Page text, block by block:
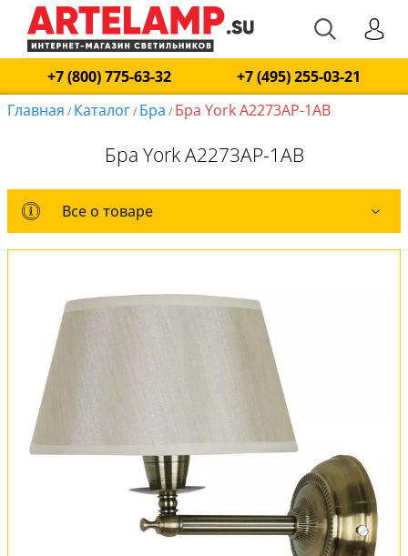
+7 (800) 775-63-32
+7 (495) 255-03-21
Главная / Каталог/ Бра / Бра York A2273AP-1AB
Бра York A2273AP-1AB
Все о товаре
Все о товаре
Комплект лампочек